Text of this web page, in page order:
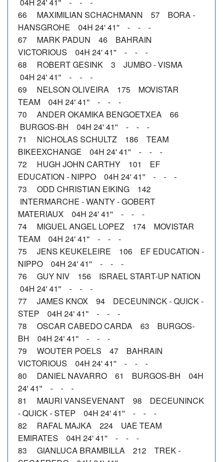
66 MAXIMILIAN SCHACHMANN 57 BORA -
HANSGROHE 04H 24' 41'' - - -
67 MARK PADUN 46 BAHRAIN
VICTORIOUS 04H 24' 41'' - - -
68 ROBERT GESINK 3 JUMBO - VISMA
04H 24' 41'' - - -
69 NELSON OLIVEIRA 175 MOVISTAR
TEAM 04H 24' 41'' - - -
70 ANDER OKAMIKA BENGOETXEA 66
BURGOS-BH 04H 24' 41'' - - -
71 NICHOLAS SCHULTZ 186 TEAM
BIKEEXCHANGE 04H 24' 41'' - - -
72 HUGH JOHN CARTHY 101 EF
EDUCATION - NIPPO 04H 24' 41'' - - -
73 ODD CHRISTIAN EIKING 142
INTERMARCHE - WANTY - GOBERT
MATERIAUX 04H 24' 41'' - - -
74 MIGUEL ANGEL LOPEZ 174 MOVISTAR
TEAM 04H 24' 41'' - - -
75 JENS KEUKELEIRE 106 EF EDUCATION -
NIPPO 04H 24' 41'' - - -
76 GUY NIV 156 ISRAEL START-UP NATION
04H 24' 41'' - - -
77 JAMES KNOX 94 DECEUNINCK - QUICK -
STEP 04H 24' 41'' - - -
78 OSCAR CABEDO CARDA 63 BURGOS-
BH 04H 24' 41'' - - -
79 WOUTER POELS 47 BAHRAIN
VICTORIOUS 04H 24' 41'' - - -
80 DANIEL NAVARRO 61 BURGOS-BH 04H
24' 41'' - - -
81 MAURI VANSEVENANT 98 DECEUNINCK
- QUICK - STEP 04H 24' 41'' - - -
82 RAFAL MAJKA 224 UAE TEAM
EMIRATES 04H 24' 41'' - - -
83 GIANLUCA BRAMBILLA 212 TREK -